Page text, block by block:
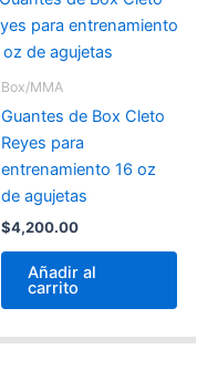
Box/MMA
Guantes de Box Cleto
Reyes para
entrenamiento 16 oz
de agujetas
$4,200.00
Añadir al
carrito